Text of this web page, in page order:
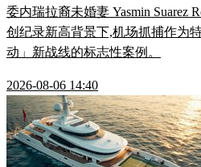
委内瑞拉裔未婚妻 Yasmin Suarez
创纪录新高背景下,机场抓捕作为
动」新战线的标志性案例。
2026-08-06 14:40